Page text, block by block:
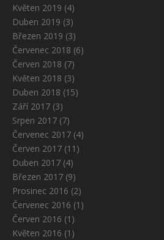
Květen 2019 (4)
Duben 2019 (3)
Březen 2019 (3)
Červenec 2018 (6)
Červen 2018 (7)
Květen 2018 (3)
Duben 2018 (15)
Září 2017 (3)
Srpen 2017 (7)
Červenec 2017 (4)
Červen 2017 (11)
Duben 2017 (4)
Březen 2017 (9)
Prosinec 2016 (2)
Červenec 2016 (1)
Červen 2016 (1)
Květen 2016 (1)